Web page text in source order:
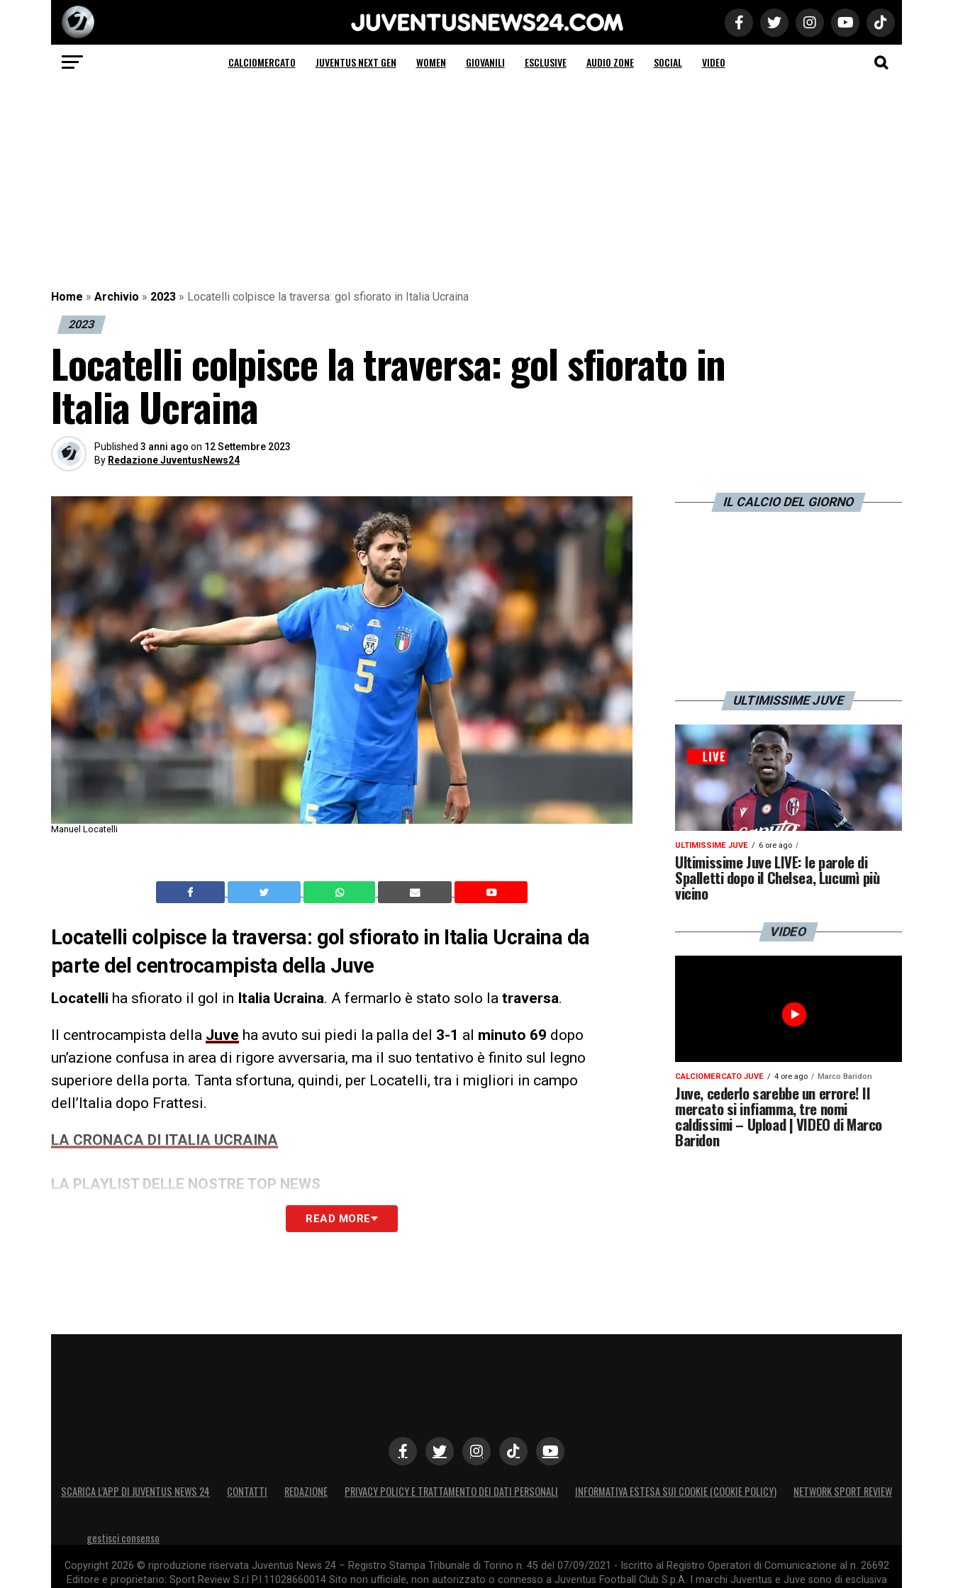
Juventus News 24
CALCIOMERCATO JUVENTUS NEXT GEN WOMEN GIOVANILI ESCLUSIVE AUDIO ZONE SOCIAL VIDEO
Home » Archivio » 2023 » Locatelli colpisce la traversa: gol sfiorato in Italia Ucraina
2023
Locatelli colpisce la traversa: gol sfiorato in
Italia Ucraina
Published 3 anni ago on 12 Settembre 2023
By Redazione JuventusNews24
Manuel Locatelli
Locatelli colpisce la traversa: gol sfiorato in Italia Ucraina da
parte del centrocampista della Juve
Locatelli ha sfiorato il gol in Italia Ucraina. A fermarlo è stato solo la traversa.
Il centrocampista della Juve ha avuto sui piedi la palla del 3-1 al minuto 69 dopo
un’azione confusa in area di rigore avversaria, ma il suo tentativo è finito sul legno
superiore della porta. Tanta sfortuna, quindi, per Locatelli, tra i migliori in campo
dell’Italia dopo Frattesi.
LA CRONACA DI ITALIA UCRAINA
LA PLAYLIST DELLE NOSTRE TOP NEWS
READ MORE
IL CALCIO DEL GIORNO
ULTIMISSIME JUVE
ULTIMISSIME JUVE 6 ore ago
Ultimissime Juve LIVE: le parole di
Spalletti dopo il Chelsea, Lucumì più
vicino
VIDEO
CALCIOMERCATO JUVE 4 ore ago Marco Baridon
Juve, cederlo sarebbe un errore! Il
mercato si infiamma, tre nomi
caldissimi – Upload | VIDEO di Marco
Baridon
SCARICA L’APP DI JUVENTUS NEWS 24 CONTATTI REDAZIONE PRIVACY POLICY E TRATTAMENTO DEI DATI PERSONALI INFORMATIVA ESTESA SUI COOKIE (COOKIE POLICY) NETWORK SPORT REVIEW
gestisci consenso
Copyright 2026 © riproduzione riservata Juventus News 24 – Registro Stampa Tribunale di Torino n. 45 del 07/09/2021 - Iscritto al Registro Operatori di Comunicazione al n. 26692
Editore e proprietario: Sport Review S.r.l P.I.11028660014 Sito non ufficiale, non autorizzato o connesso a Juventus Football Club S.p.A. I marchi Juventus e Juve sono di esclusiva